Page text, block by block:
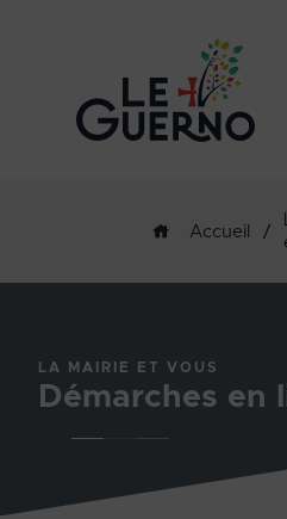
Accueil /
LA MAIRIE ET VOUS
Démarches en